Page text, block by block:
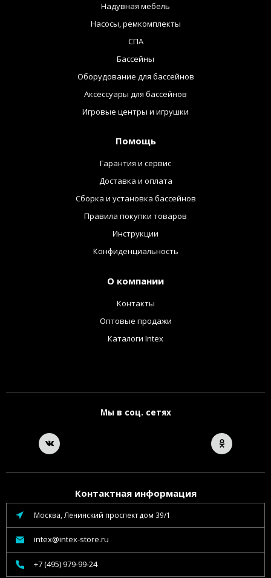
Надувная мебель
Насосы, ремкомплекты
СПА
Бассейны
Оборудование для бассейнов
Аксессуары для бассейнов
Игровые центры и игрушки
Помощь
Гарантия и сервис
Доставка и оплата
Сборка и установка бассейнов
Правила покупки товаров
Инструкции
Конфиденциальность
О компании
Контакты
Оптовые продажи
Каталоги Intex
Мы в соц. сетях
Контактная информация
Москва, Ленинский проспект дом 39/1
intex@intex-store.ru
+7 (495) 979-99-24